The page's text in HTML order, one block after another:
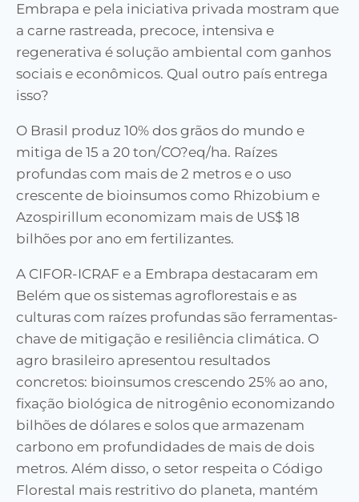
Embrapa e pela iniciativa privada mostram que
a carne rastreada, precoce, intensiva e
regenerativa é solução ambiental com ganhos
sociais e econômicos. Qual outro país entrega
isso?
O Brasil produz 10% dos grãos do mundo e
mitiga de 15 a 20 ton/CO?eq/ha. Raízes
profundas com mais de 2 metros e o uso
crescente de bioinsumos como Rhizobium e
Azospirillum economizam mais de US$ 18
bilhões por ano em fertilizantes.
A CIFOR-ICRAF e a Embrapa destacaram em
Belém que os sistemas agroflorestais e as
culturas com raízes profundas são ferramentas-
chave de mitigação e resiliência climática. O
agro brasileiro apresentou resultados
concretos: bioinsumos crescendo 25% ao ano,
fixação biológica de nitrogênio economizando
bilhões de dólares e solos que armazenam
carbono em profundidades de mais de dois
metros. Além disso, o setor respeita o Código
Florestal mais restritivo do planeta, mantém